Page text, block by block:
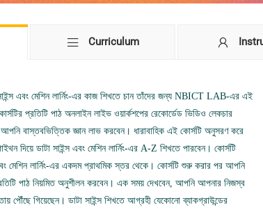
Curriculum
এবং মেশিন লার্নিং-এর কাজ শিখতে চান তাঁদের জন্য NBICT LAB-এর এই
প্রতিটি পাঠ অনলাইন লাইভ ওয়ার্কশপের রেকোর্ডেড ভিডিও লেকচার
বাস্তবভিত্তিক জ্ঞান লাভ করবেন। ধারাবাহিক এই কোর্সটি অনুসরণ করে
দিয়ে ডাটা সাইন্স এবং মেশিন লার্নিং-এর A-Z শিখতে পারবেন। কোর্সটি
মেশিন লার্নিং-এর একদম প্রাথমিক স্তর থেকে। কোর্সটি শুরু করার পর আপনি
পাঠ নিয়মিত অনুশীলন করবেন। এক সময় দেখবেন, আপনি আপনার নিজস্ব
পৌঁছে গিয়েছেন। ডাটা সাইন্স শিখতে আগ্রহী যেকোনো ব্যাকগ্রাউন্ডের